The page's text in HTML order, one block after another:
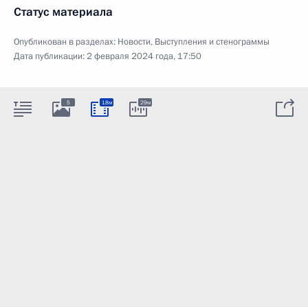
Статус материала
Опубликован в разделах: Новости, Выступления и стенограммы
Дата публикации:2 февраля 2024 года, 17:50
5 18м 29м